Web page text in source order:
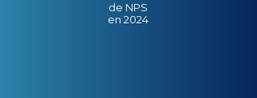
de NPS
en 2024